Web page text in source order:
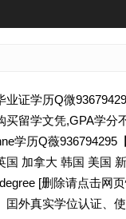
业证学历Q微
买留学文凭,GPA学分
学历Q薇
国 加拿大 韩国 美国
[删除请点击网
囯外真实学位认证、